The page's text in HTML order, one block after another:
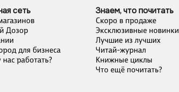
сеть
Дозор
для бизнеса
нас работать?
Знаем, что почитать
Скоро в продаже
Эксклюзивные новинки
Лучшие из лучших
Читай-журнал
Книжные циклы
Что ещё почитать?